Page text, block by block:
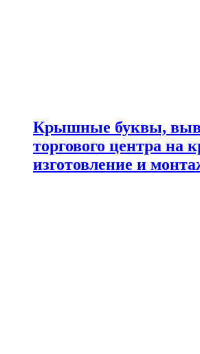
Крышные буквы,
торгового центра
изготовление и